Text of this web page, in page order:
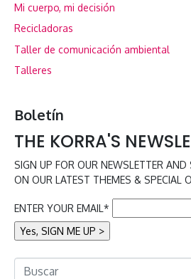
Mi cuerpo, mi decisión
Recicladoras
Taller de comunicación ambiental
Talleres
Boletín
THE KORRA'S
SIGN UP FOR OUR NEWSLETTER
ON OUR LATEST THEMES & SPECIAL
ENTER YOUR EMAIL*